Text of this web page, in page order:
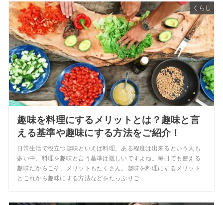
くらし
趣味を料理にするメリットとは？趣味と言
える基準や趣味にする方法をご紹介！
日常生活で役立つ趣味といえば料理。ある程度は出来るという人も
多い中、料理を趣味と言う基準は難しいですよね。毎日でも使える
趣味だからこそ、メリットもたくさん。趣味を料理にするメリット
とこれから趣味にする方法などをたっぷりご...